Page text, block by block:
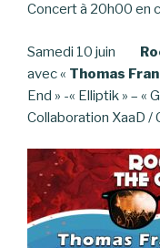
Concert à 20h00 en
Samedi 10 juin
avec « Thomas
End » -« Elliptik » – «
Collaboration XaaD /